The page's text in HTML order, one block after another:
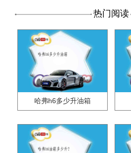
热门阅读
哈弗h6多少升油箱